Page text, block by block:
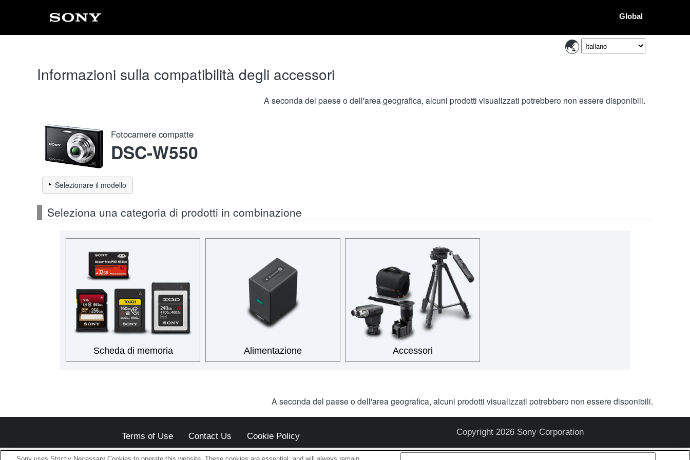
Global
Informazioni sulla compatibilità degli accessori
A seconda del paese o dell'area geografica, alcuni prodotti visualizzati potrebbero non essere disponibili.
Fotocamere compatte
DSC-W550
Selezionare il modello
Seleziona una categoria di prodotti in combinazione
Scheda di memoria Alimentazione Accessori
A seconda del paese o dell'area geografica, alcuni prodotti visualizzati potrebbero non essere disponibili.
Terms of Use Contact Us Cookie Policy Copyright 2026 Sony Corporation